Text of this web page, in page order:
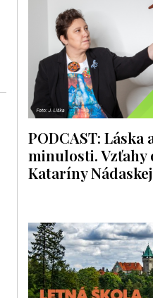
PODCAST: Láska
minulosti. Vzťahy
Kataríny Nádaskej